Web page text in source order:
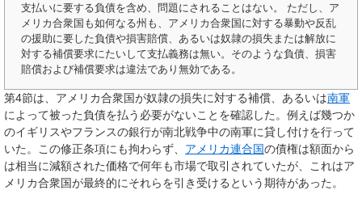
支払いに要する負債を含め、問題にされることはない。 ただし、ア
メリカ合衆国も如何なる州も、アメリカ合衆国に対する暴動や反乱
の援助に要した負債や損害賠償、あるいは奴隷の損失または解放に
対する補償要求にたいして支払義務は無い。そのような負債、損害
賠償および補償要求は違法であり無効である。
第4節は、アメリカ合衆国が奴隷の損失に対する補償、あるいは南軍
によって被った負債を払う必要がないことを確認した。例えば幾つか
のイギリスやフランスの銀行が南北戦争中の南軍に貸し付けを行って
いた。この修正条項にも拘わらず、 アメリカ連合国の債権は額面から
は相当に減額された価格で何年も市場で取引されていたが、これはア
メリカ合衆国が最終的にそれらを引き受けるという期待があった。